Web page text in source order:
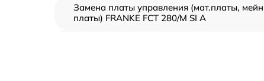
Замена платы управления (мат.платы, мейн
платы) FRANKE FCT 280/M SI A